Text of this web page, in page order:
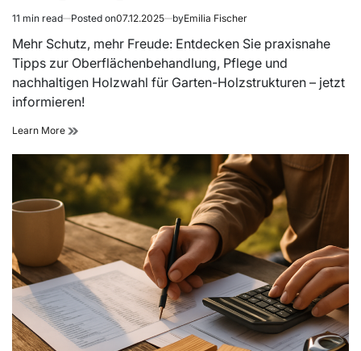
Estimated
read
time
11 min read Posted on07.12.2025 byEmilia Fischer
Mehr Schutz, mehr Freude: Entdecken Sie praxisnahe
Tipps zur Oberflächenbehandlung, Pflege und
nachhaltigen Holzwahl für Garten-Holzstrukturen – jetzt
informieren!
Learn More Oberflächenbehandlung
Pflege
gartenarchitekt.net